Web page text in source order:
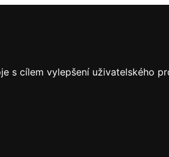
cílem vylepšení uživatelského